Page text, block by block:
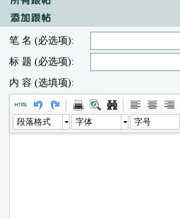
笔 名 (必选项):
标 题 (必选项):
内 容 (选填项):
段落格式 字体 字号